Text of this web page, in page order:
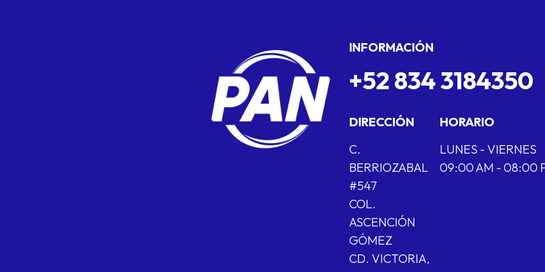
INFORMACIÓN
+52 834 3184350
DIRECCIÓN
C.
BERRIOZABAL
#547
COL.
ASCENCIÓN
GÓMEZ
CD. VICTORIA,
HORARIO
LUNES - VIERNES
09:00 AM - 08:00